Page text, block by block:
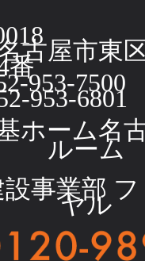
古屋市東
番
953-7500
953-6801
ホーム名
ルーム
事業部
ヤル